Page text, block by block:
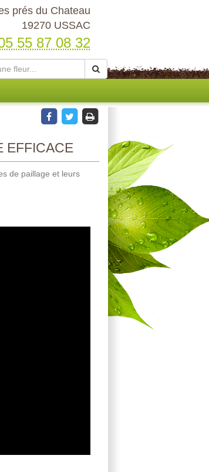
prés du Chateau
19270 USSAC
55 87 08 32
EFFICACE
de paillage et leurs